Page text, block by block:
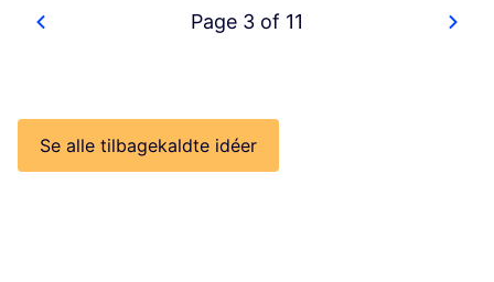
Page 3 of 11
Se alle tilbagekaldte idéer